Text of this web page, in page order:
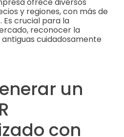
y regiones, con más de
Es crucial para la
reconocer la
cuidadosamente
un
con